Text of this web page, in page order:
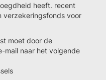
heeft. recent
verzekeringsfonds voor
moet door de
mail naar het volgende